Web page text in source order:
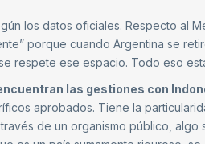
los datos oficiales. Respecto al
porque cuando Argentina se
respete ese espacio. Todo eso
las gestiones con
aprobados. Tiene la
de un organismo público, algo